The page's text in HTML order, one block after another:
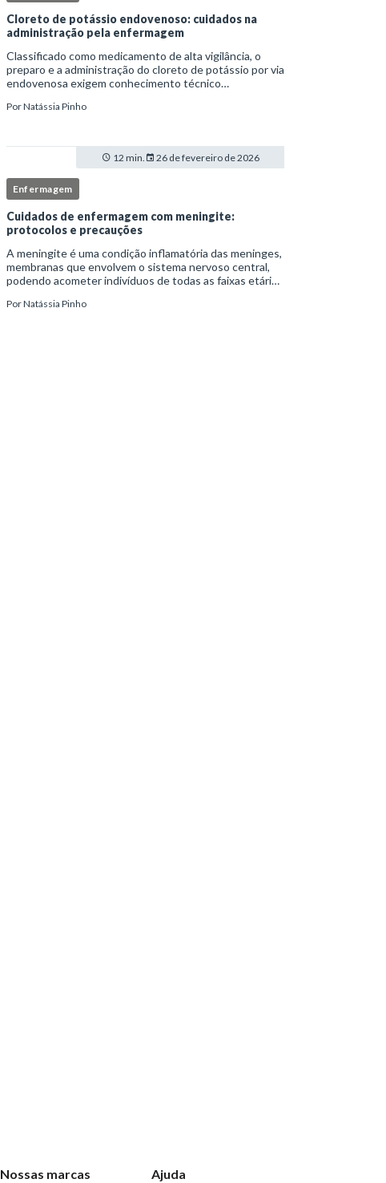
Cloreto de potássio endovenoso: cuidados na
administração pela enfermagem
Classificado como medicamento de alta vigilância, o
preparo e a administração do cloreto de potássio por via
endovenosa exigem conhecimento técnico
institucionais e atuação criteriosa da equipe de
PorNatássia Pinho
12 min. 26 de fevereiro de 2026
Enfermagem
Cuidados de enfermagem com meningite:
protocolos e precauções
A meningite é uma condição inflamatória das meninges,
membranas que envolvem o sistema nervoso central,
podendo acometer indivíduos de todas as faixas etárias
autolimitados até situações de extrem
PorNatássia Pinho
Nossas marcas Ajuda